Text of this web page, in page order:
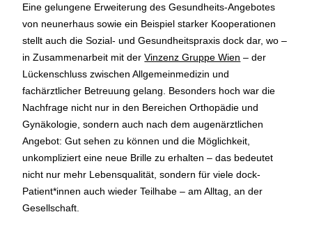
Eine gelungene Erweiterung des Gesundheits-Angebotes
von neunerhaus sowie ein Beispiel starker Kooperationen
stellt auch die Sozial- und Gesundheitspraxis dock dar, wo –
in Zusammenarbeit mit derVinzenz Gruppe Wien – der
Lückenschluss zwischen Allgemeinmedizin und
fachärztlicher Betreuung gelang. Besonders hoch war die
Nachfrage nicht nur in den Bereichen Orthopädie und
Gynäkologie, sondern auch nach dem augenärztlichen
Angebot: Gut sehen zu können und die Möglichkeit,
unkompliziert eine neue Brille zu erhalten – das bedeutet
nicht nur mehr Lebensqualität, sondern für viele dock-
Patient*innen auch wieder Teilhabe – am Alltag, an der
Gesellschaft.